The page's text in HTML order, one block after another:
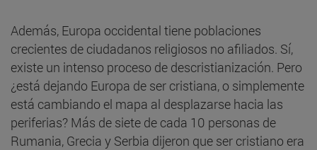
Además, Europa occidental tiene poblaciones
crecientes de ciudadanos religiosos no afiliados. Sí,
existe un intenso proceso de descristianización. Pero
¿está dejando Europa de ser cristiana, o simplemente
está cambiando el mapa al desplazarse hacia las
periferias? Más de siete de cada 10 personas de
Rumania, Grecia y Serbia dijeron que ser cristiano era